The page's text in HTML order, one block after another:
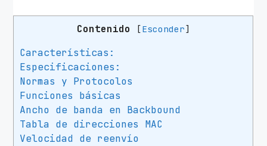
0
Contenido [Esconder]
Características:
Especificaciones:
Normas y Protocolos
Funciones básicas
Ancho de banda en Backbound
Tabla de direcciones MAC
Velocidad de reenvío